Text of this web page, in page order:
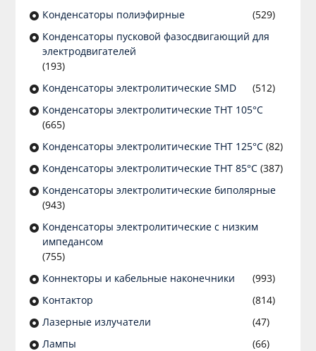
Конденсаторы полиэфирные
(529)
Конденсаторы пусковой фазосдвигающий для
электродвигателей
(193)
Конденсаторы электролитические SMD
(512)
Конденсаторы электролитические THT 105°C
(665)
Конденсаторы электролитические THT 125°C(82)
Конденсаторы электролитические THT 85°C(387)
Конденсаторы электролитические биполярные
(943)
Конденсаторы электролитические с низким
импедансом
(755)
Коннекторы и кабельные наконечники
(993)
Контактор
(814)
Лазерные излучатели
(47)
Лампы
(66)